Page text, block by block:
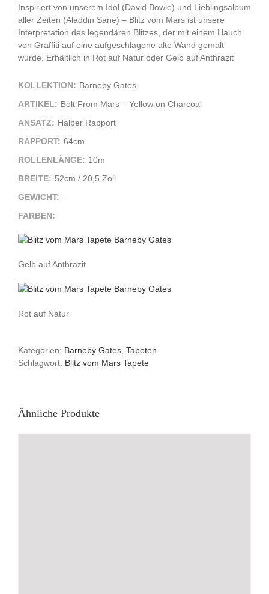
Inspiriert von unserem Idol (David Bowie) und Lieblingsalbum
aller Zeiten (Aladdin Sane) – Blitz vom Mars ist unsere
Interpretation des legendären Blitzes, der mit einem Hauch
von Graffiti auf eine aufgeschlagene alte Wand gemalt
wurde. Erhältlich in Rot auf Natur oder Gelb auf Anthrazit
KOLLEKTION: Barneby Gates
ARTIKEL: Bolt From Mars – Yellow on Charcoal
ANSATZ: Halber Rapport
RAPPORT: 64cm
ROLLENLÄNGE: 10m
BREITE: 52cm / 20,5 Zoll
GEWICHT: –
FARBEN:
Gelb auf Anthrazit
Rot auf Natur
Kategorien: Barneby Gates Tapeten
Schlagwort: Blitz vom Mars Tapete
Ähnliche Produkte